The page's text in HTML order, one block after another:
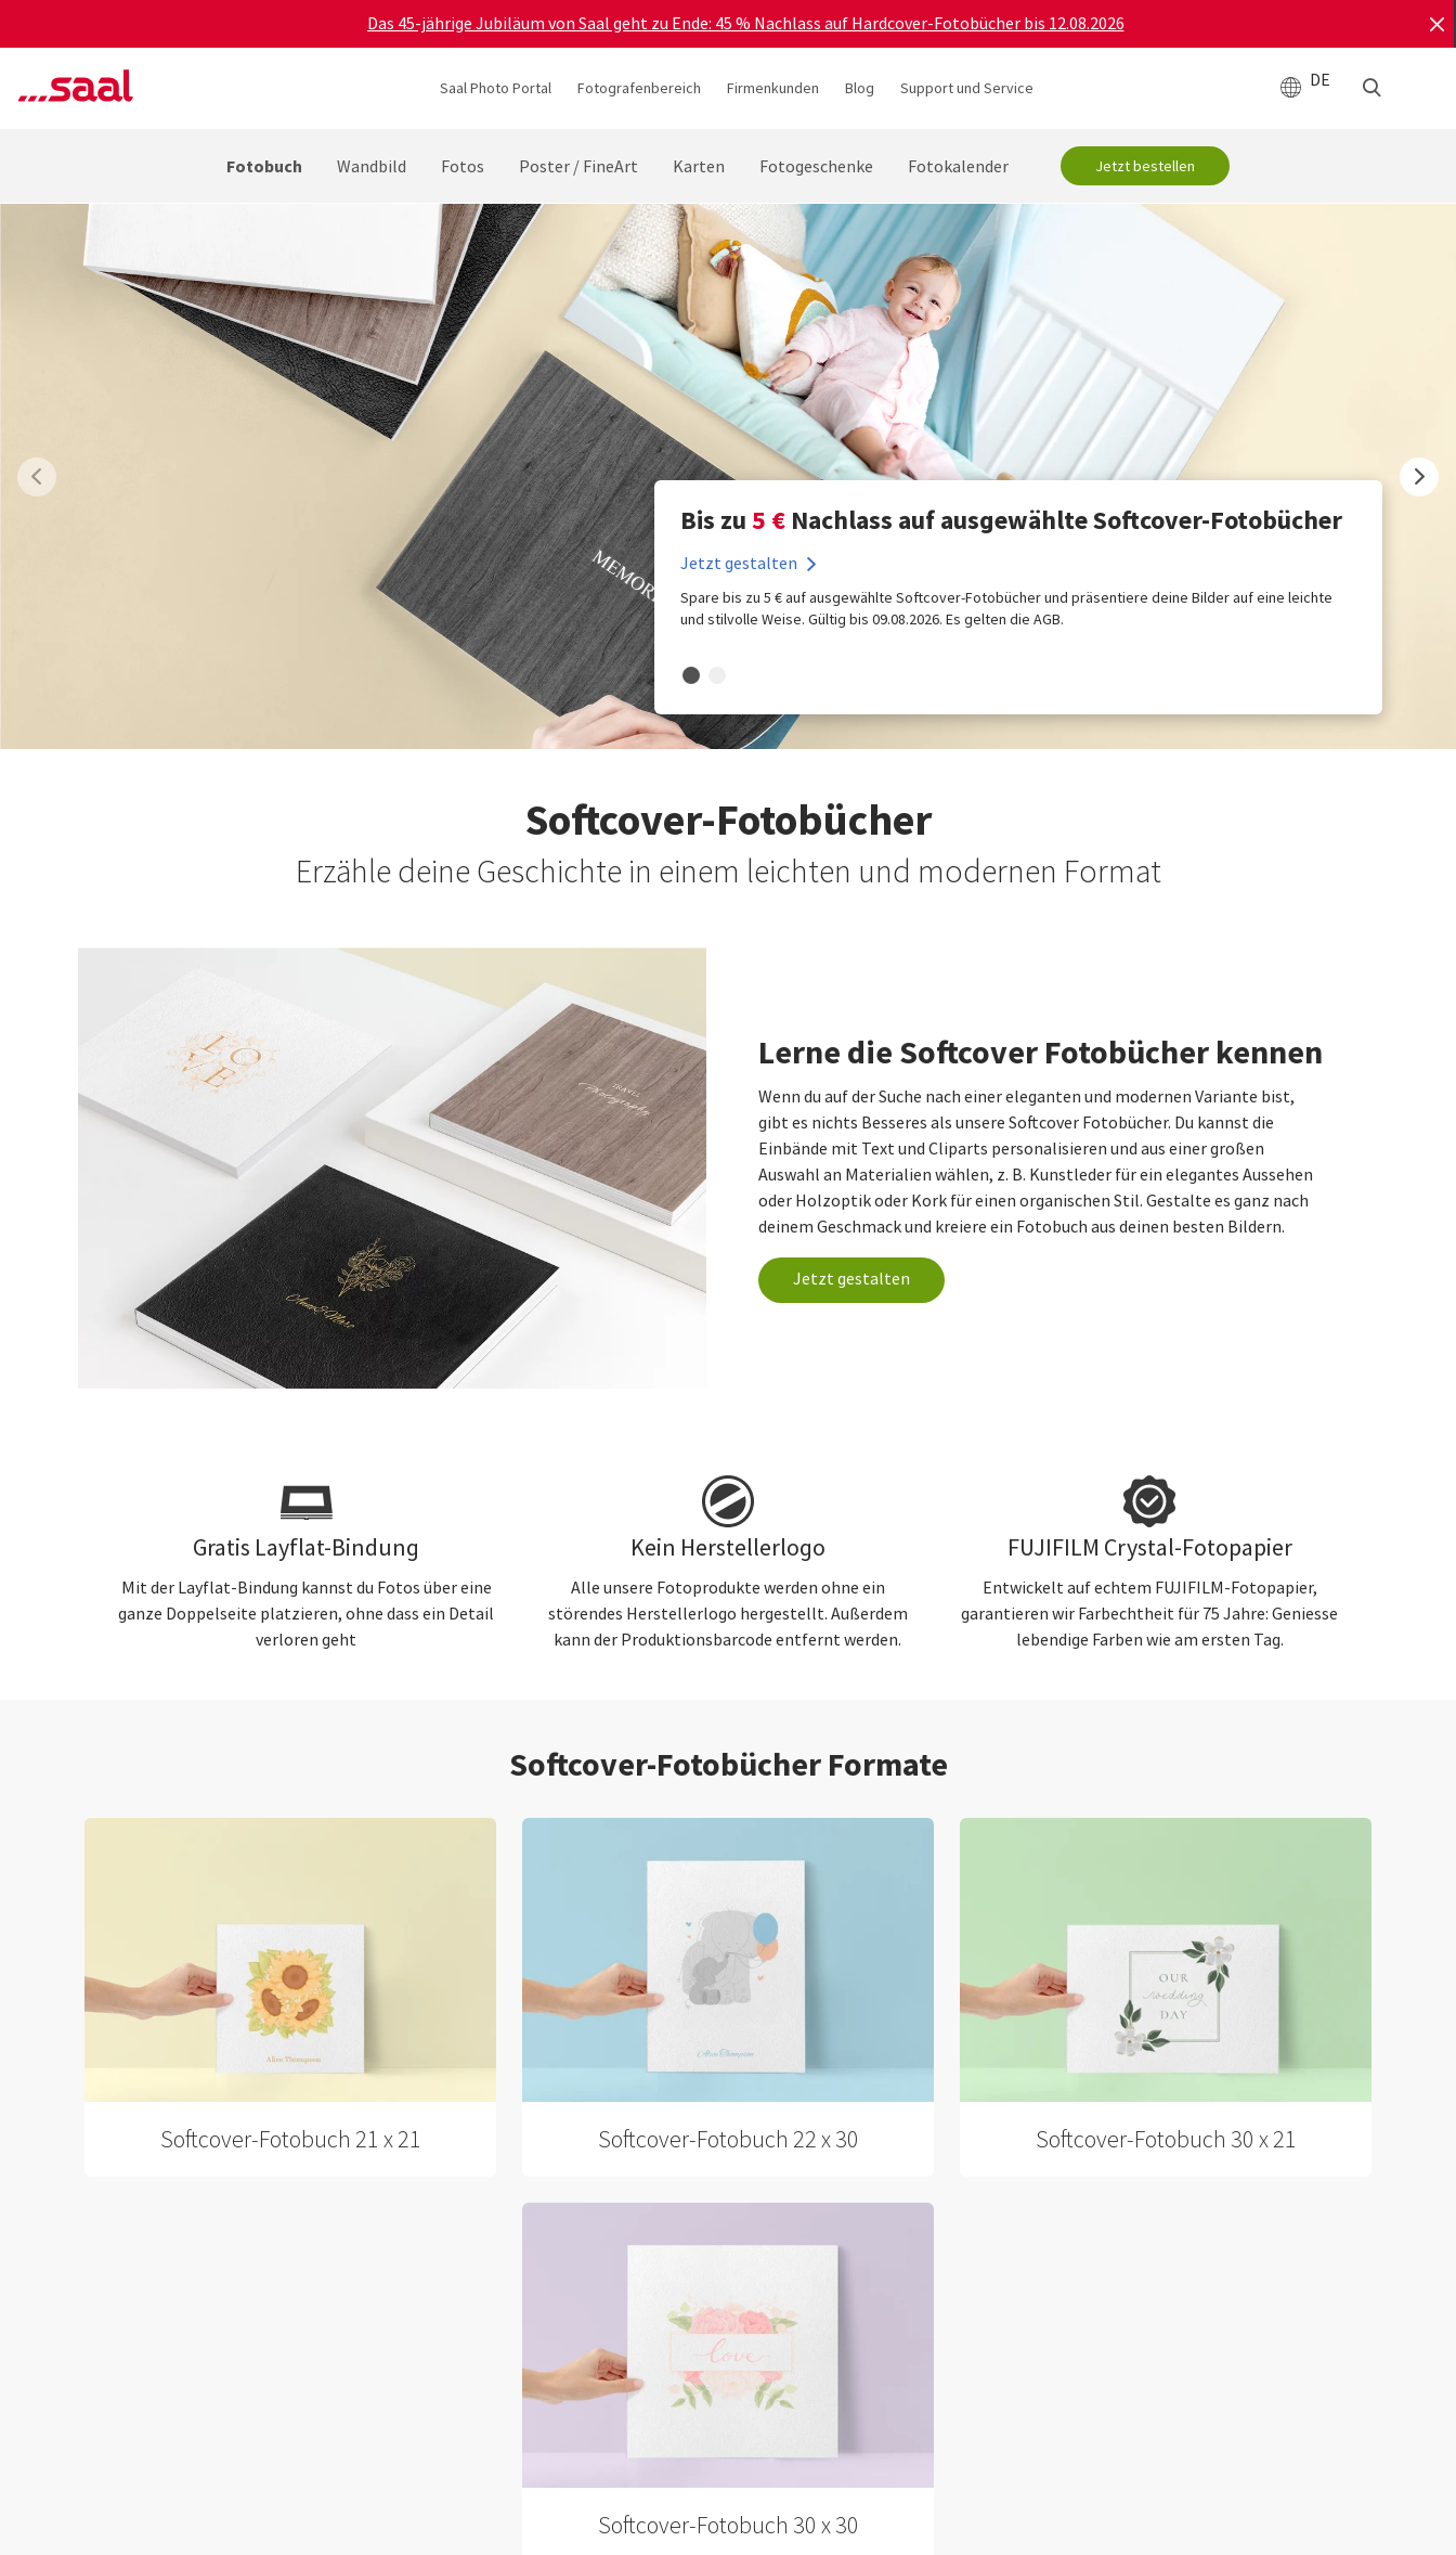
Das 45-jährige Jubiläum von Saal geht zu Ende: 45 % Nachlass auf Hardcover-Fotobücher bis 12.08.2026
Saal Photo Portal Fotografenbereich Firmenkunden Blog Support und Service DE
Fotobuch Wandbild Fotos Poster / FineArt Karten Fotogeschenke Fotokalender Jetzt bestellen
Bis zu5 € Nachlass auf ausgewählte Softcover-Fotobücher
Jetzt gestalten
Spare bis zu 5 € auf ausgewählte Softcover-Fotobücher und präsentiere deine Bilder auf eine leichte
und stilvolle Weise. Gültig bis 09.08.2026. Es gelten die AGB.
Softcover-Fotobücher
Erzähle deine Geschichte in einem leichten und modernen Format
Lerne die Softcover Fotobücher kennen
Wenn du auf der Suche nach einer eleganten und modernen Variante bist,
gibt es nichts Besseres als unsere Softcover Fotobücher. Du kannst die
Einbände mit Text und Cliparts personalisieren und aus einer großen
Auswahl an Materialien wählen, z. B. Kunstleder für ein elegantes Aussehen
oder Holzoptik oder Kork für einen organischen Stil. Gestalte es ganz nach
deinem Geschmack und kreiere ein Fotobuch aus deinen besten Bildern.
Jetzt gestalten
Gratis Layflat-Bindung
Mit der Layflat-Bindung kannst du Fotos über eine
ganze Doppelseite platzieren, ohne dass ein Detail
verloren geht
Kein Herstellerlogo
Alle unsere Fotoprodukte werden ohne ein
störendes Herstellerlogo hergestellt. Außerdem
kann der Produktionsbarcode entfernt werden.
FUJIFILM Crystal-Fotopapier
Entwickelt auf echtem FUJIFILM-Fotopapier,
garantieren wir Farbechtheit für 75 Jahre: Geniesse
lebendige Farben wie am ersten Tag.
Softcover-Fotobücher Formate
Softcover-Fotobuch 21 x 21 Softcover-Fotobuch 22 x 30 Softcover-Fotobuch 30 x 21
Softcover-Fotobuch 30 x 30